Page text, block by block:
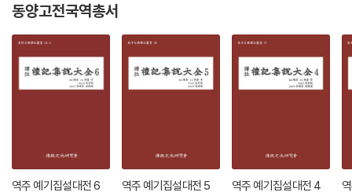
동양고전국역총서
역주 예기집설대전 6 역주 예기집설대전 5 역주 예기집설대전 4